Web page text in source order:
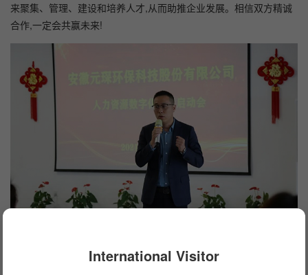
来聚集、管理、建设和培养人才,从而助推企业发展。相信双方精诚
合作,一定会共赢未来!
SAP华中区总经理魏磊先生对于元琛科技给予的信任与支持表
International Visitor